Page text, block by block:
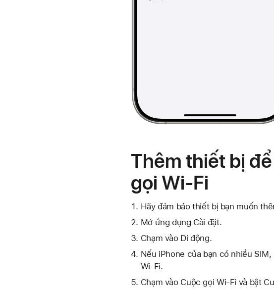
Thêm thiết bị
gọi Wi-Fi
Hãy đảm bảo thiết bị bạn muốn
Mở ứng dụng Cài đặt.
Chạm vào Di động.
Nếu iPhone của bạn có nhiều
Wi-Fi.
Chạm vào Cuộc gọi Wi-Fi và bật